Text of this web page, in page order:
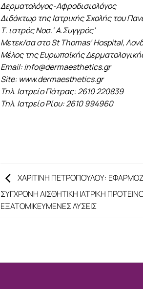
Δερματολόγος-Αφροδισιολόγος
Διδάκτωρ της Ιατρικής Σχολής του
Τ. ιατρός Νοσ.‘ Α.Συγγρός’
Μετεκ/σα στο St Thomas’ Hospital,
Μέλος της Ευρωπαϊκής
Email: info@dermaesthetics.gr
Site: www.dermaesthetics.gr
Τηλ. Ιατρείο Πάτρας: 2610 220839
Τηλ. Ιατρείο Ρίου: 2610 994960
ΧΑΡΙΤΙΝΗ ΠΕΤΡΟΠΟΥΛΟΥ:
ΣΥΓΧΡΟΝΗ ΑΙΣΘΗΤΙΚΗ ΙΑΤΡΙΚΗ
ΕΞΑΤΟΜΙΚΕΥΜΕΝΕΣ ΛΥΣΕΙΣ